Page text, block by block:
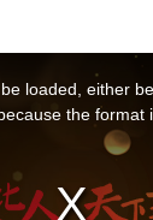
loaded, either
the format